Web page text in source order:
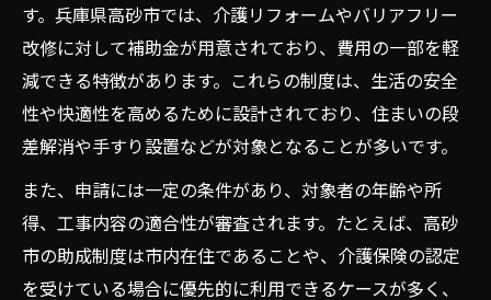
す。兵庫県高砂市では、介護リフォームやバリアフリー
改修に対して補助金が用意されており、費用の一部を軽
減できる特徴があります。これらの制度は、生活の安全
性や快適性を高めるために設計されており、住まいの段
差解消や手すり設置などが対象となることが多いです。
また、申請には一定の条件があり、対象者の年齢や所
得、工事内容の適合性が審査されます。たとえば、高砂
市の助成制度は市内在住であることや、介護保険の認定
を受けている場合に優先的に利用できるケースが多く、